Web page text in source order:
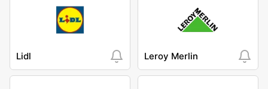
Lidl Leroy Merlin